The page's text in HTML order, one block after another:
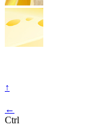
↑
←
Ctrl